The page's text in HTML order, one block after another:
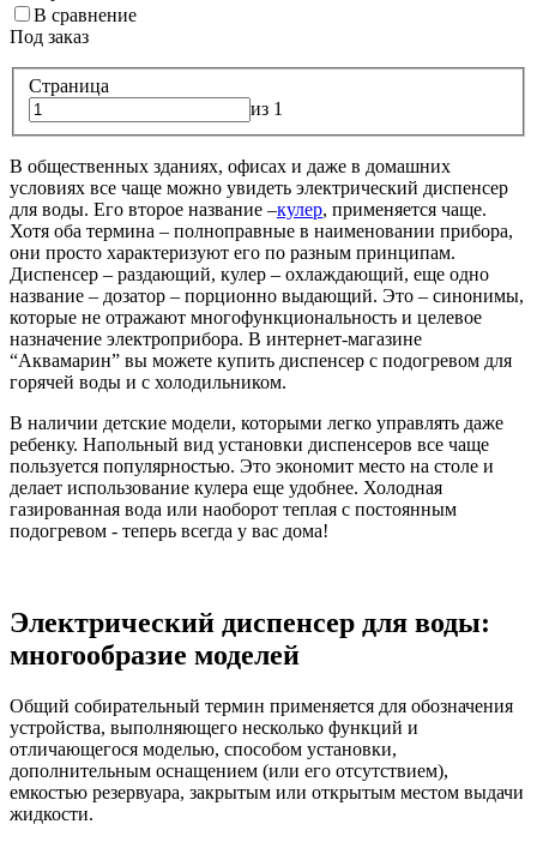
В сравнение
Под заказ
Страница
из 1
В общественных зданиях, офисах и даже в домашних
условиях все чаще можно увидеть электрический диспенсер
для воды. Его второе название –кулер, применяется чаще.
Хотя оба термина – полноправные в наименовании прибора,
они просто характеризуют его по разным принципам.
Диспенсер – раздающий, кулер – охлаждающий, еще одно
название – дозатор – порционно выдающий. Это – синонимы,
которые не отражают многофункциональность и целевое
назначение электроприбора. В интернет-магазине
“Аквамарин” вы можете купить диспенсер с подогревом для
горячей воды и с холодильником.
В наличии детские модели, которыми легко управлять даже
ребенку. Напольный вид установки диспенсеров все чаще
пользуется популярностью. Это экономит место на столе и
делает использование кулера еще удобнее. Холодная
газированная вода или наоборот теплая с постоянным
подогревом - теперь всегда у вас дома!
Электрический диспенсер для воды:
многообразие моделей
Общий собирательный термин применяется для обозначения
устройства, выполняющего несколько функций и
отличающегося моделью, способом установки,
дополнительным оснащением (или его отсутствием),
емкостью резервуара, закрытым или открытым местом выдачи
жидкости.